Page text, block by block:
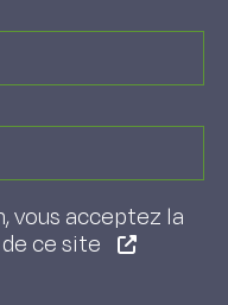
vous acceptez la
ce site